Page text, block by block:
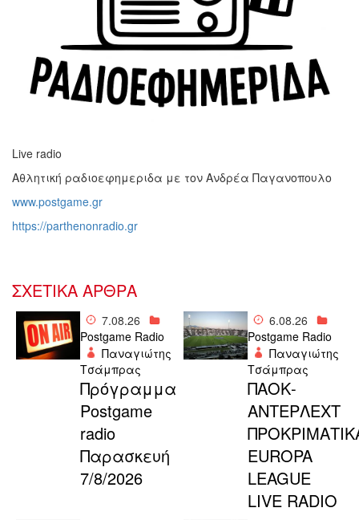
Live radio
Αθλητική ραδιοεφημεριδα με τον Ανδρέα Παγανοπουλο
www.postgame.gr
https://parthenonradio.gr
ΣΧΕΤΙΚΑ ΑΡΘΡΑ
7.08.26
Postgame Radio
Παναγιώτης
Τσάμπρας
Πρόγραμμα
Postgame
radio
Παρασκευή
7/8/2026
6.08.26
Postgame Radio
Παναγιώτης
Τσάμπρας
ΠΑΟΚ-
ΑΝΤΕΡΛΕΧΤ
EUROPA
LEAGUE
LIVE RADIO